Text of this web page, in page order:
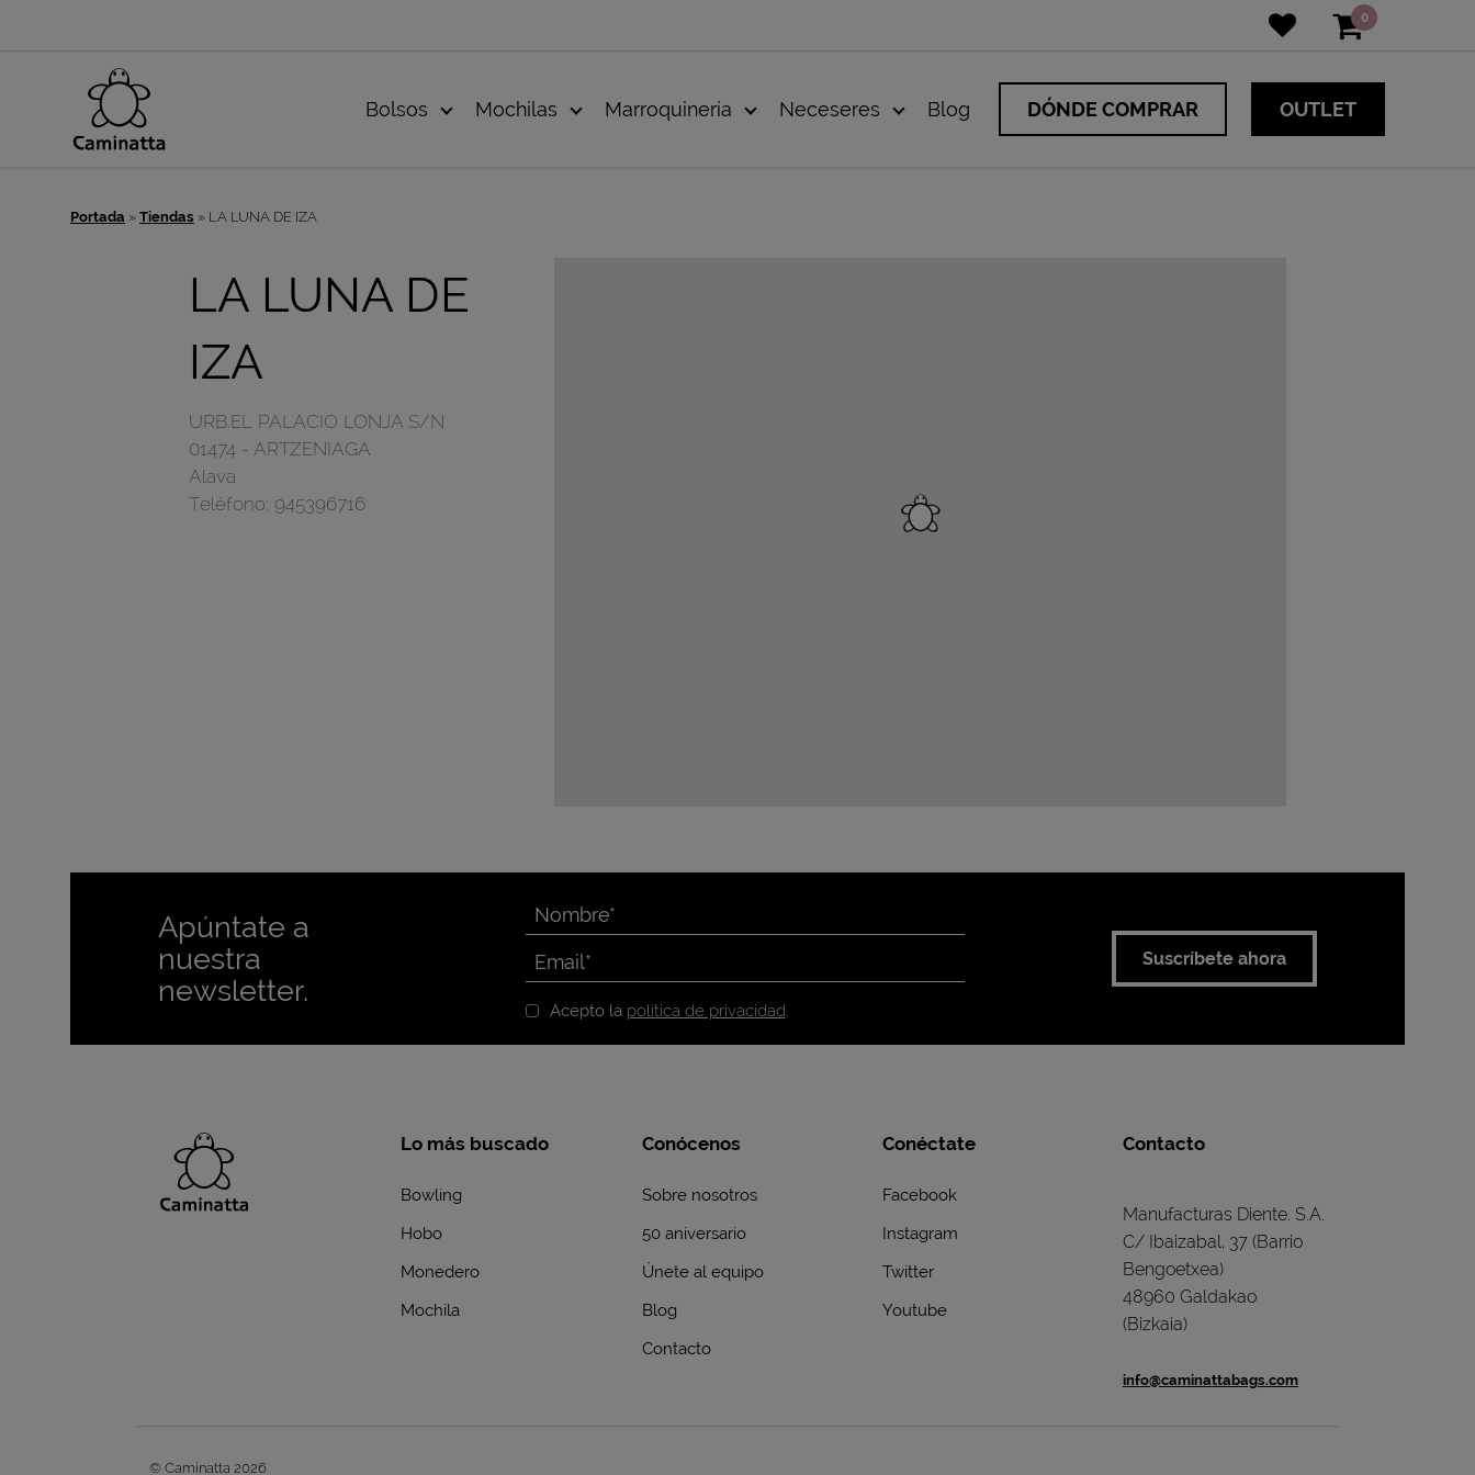
0
Bolsos Mochilas Marroquinería Neceseres Blog DÓNDE COMPRAR OUTLET
Portada » Tiendas » LA LUNA DE IZA
LA LUNA DE
IZA
URB.EL PALACIO LONJA S/N
01474 - ARTZENIAGA
Alava
Teléfono: 945396716
Apúntate a
nuestra
newsletter.
Acepto la política de privacidad.
Suscríbete ahora
Lo más buscado
Bowling
Hobo
Monedero
Mochila
Conócenos
Sobre nosotros
50 aniversario
Únete al equipo
Blog
Contacto
Conéctate
Facebook
Instagram
Twitter
Youtube
Contacto
Manufacturas Diente. S.A.
C/ Ibaizabal, 37 (Barrio
Bengoetxea)
48960 Galdakao
(Bizkaia)
info@caminattabags.com
© Caminatta 2026